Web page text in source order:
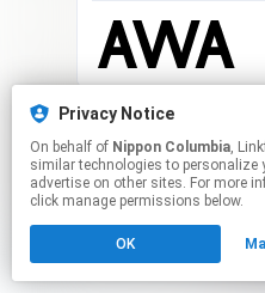
Privacy Notice
On behalf of Nippon Columbia, Linkfire would like to
similar technologies to personalize
advertise on other sites. For more
click manage permissions below.
OK
This page may
Click hereto